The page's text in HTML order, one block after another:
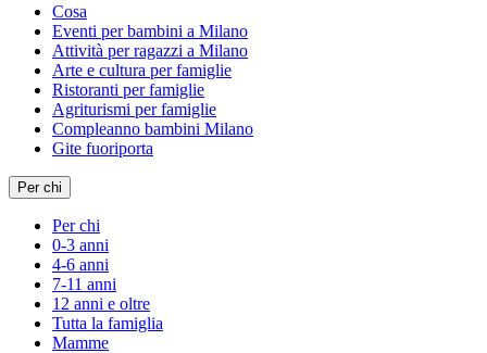
Cosa
Eventi per bambini a Milano
Attività per ragazzi a Milano
Arte e cultura per famiglie
Ristoranti per famiglie
Agriturismi per famiglie
Compleanno bambini Milano
Gite fuoriporta
Per chi
Per chi
0-3 anni
4-6 anni
7-11 anni
12 anni e oltre
Tutta la famiglia
Mamme